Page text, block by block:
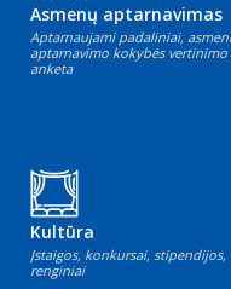
Asmenų aptarnavimas
Aptarnaujami padaliniai,
aptarnavimo kokybės vertinimo
anketa
Kultūra
Įstaigos, konkursai, stipendijos,
renginiai